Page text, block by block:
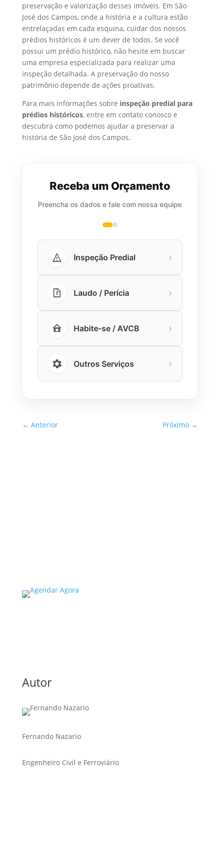
preservação e valorização desses imóveis. Em São
José dos Campos, onde a história e a cultura estão
entrelaçadas em cada esquina, cuidar dos nossos
prédios históricos é um dever de todos. Se você
possui um prédio histórico, não hesite em buscar
uma empresa especializada para realizar uma
inspeção detalhada. A preservação do nosso
patrimônio depende de ações proativas.
Para mais informações sobre inspeção predial para
prédios históricos, entre em contato conosco e
descubra como podemos ajudar a preservar a
história de São José dos Campos.
Receba um Orçamento
Preencha os dados e fale com nossa equipe
Inspeção Predial ›
Laudo / Perícia ›
Habite-se / AVCB ›
Outros Serviços ›
← Anterior Próximo →
Autor
Fernando Nazario
Engenheiro Civil e Ferroviário